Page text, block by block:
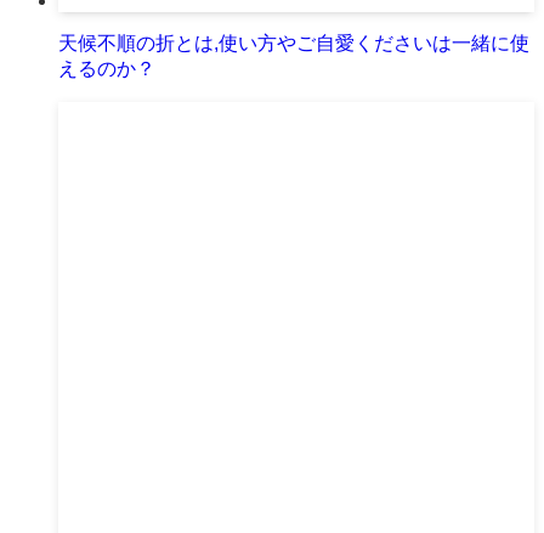
天候不順の折とは,使い方やご自愛くださいは一緒に使
えるのか？